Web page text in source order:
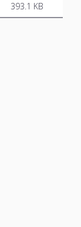
393.1 KB